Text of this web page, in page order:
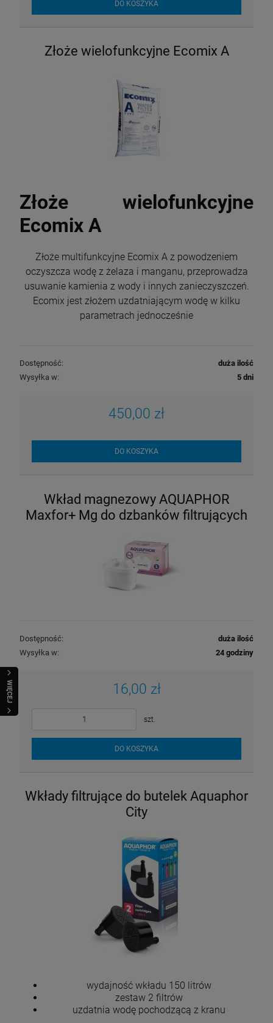
WIĘCEJ
DO KOSZYKA
Złoże wielofunkcyjne Ecomix A
Złoże wielofunkcyjne
Ecomix A
Złoże multifunkcyjne Ecomix A z powodzeniem
oczyszcza wodę z żelaza i manganu, przeprowadza
usuwanie kamienia z wody i innych zanieczyszczeń.
Ecomix jest złożem uzdatniającym wodę w kilku
parametrach jednocześnie
Dostępność:
duża ilość
Wysyłka w:
5 dni
450,00 zł
DO KOSZYKA
Wkład magnezowy AQUAPHOR
Maxfor+ Mg do dzbanków filtrujących
Dostępność:
duża ilość
Wysyłka w:
24 godziny
16,00 zł
szt.
DO KOSZYKA
Wkłady filtrujące do butelek Aquaphor
City
wydajność wkładu 150 litrów
zestaw 2 filtrów
uzdatnia wodę pochodzącą z kranu